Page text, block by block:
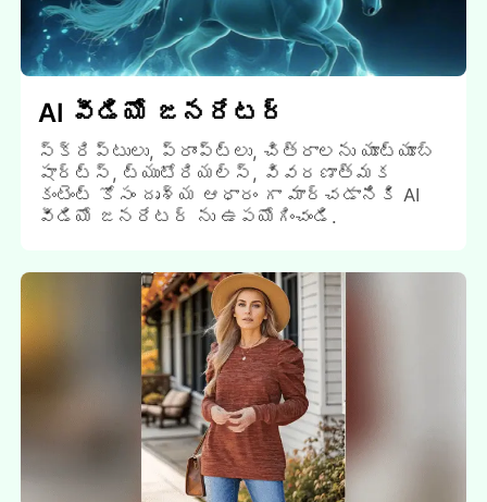
AI వీడియో జనరేటర్
స్క్రిప్టులు, ప్రాంప్ట్లు, చిత్రాలను యూట్యూబ్
షార్ట్స్, ట్యుటోరియల్స్, వివరణాత్మక
కంటెంట్ కోసం దృశ్య ఆధారం గా మార్చడానికి AI
వీడియో జనరేటర్ ను ఉపయోగించండి.